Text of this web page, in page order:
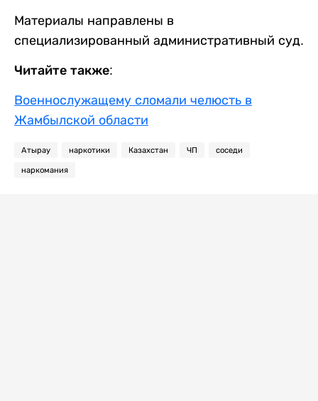
Материалы направлены в
специализированный административный суд.
Читайте также:
Военнослужащему сломали челюсть в
Жамбылской области
Атырау наркотики Казахстан ЧП соседи
наркомания